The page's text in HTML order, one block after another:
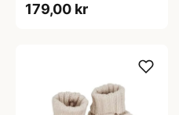
179,00 kr